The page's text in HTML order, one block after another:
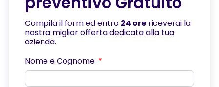
Compila il form ed entro 24 orericeverai la
nostra miglior offerta dedicata alla tua
azienda.
Nome e Cognome